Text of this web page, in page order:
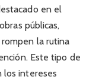
en el
públicas,
la rutina
Este tipo de
los intereses